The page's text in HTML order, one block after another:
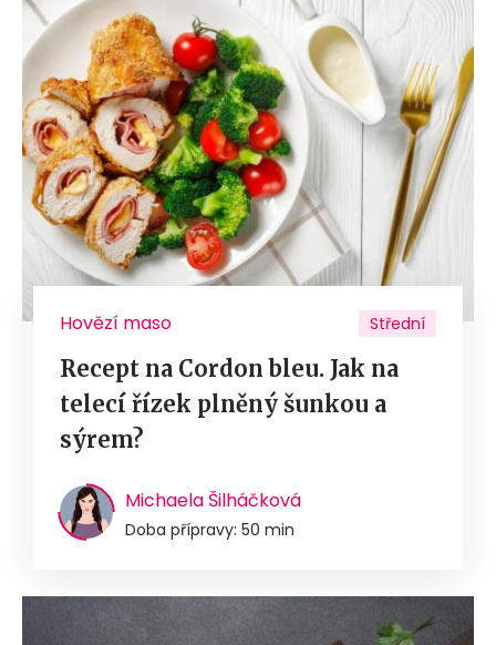
Hovězí maso Střední
Recept na Cordon bleu. Jak na
telecí řízek plněný šunkou a
sýrem?
Michaela Šilháčková
Doba přípravy: 50 min